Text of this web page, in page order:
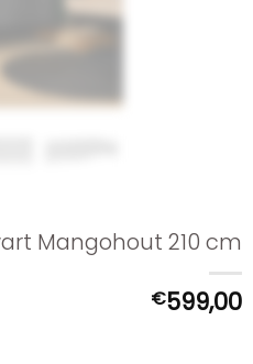
Mangohout 210 cm
€599,00